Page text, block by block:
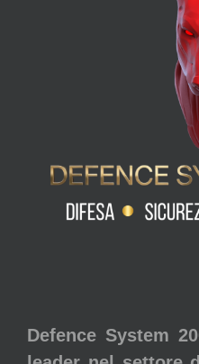
Defence System